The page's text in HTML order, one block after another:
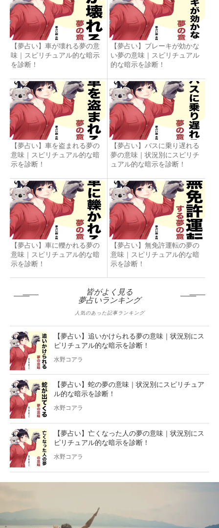
【夢占い】車が壊れる夢の意
味｜スピリチュアル的な暗示
を診断！
【夢占い】ブレーキが効かな
い夢の意味｜スピリチュアル
的な暗示を診断！
【夢占い】車を盗まれる夢の
意味｜スピリチュアル的な暗
示を診断！
【夢占い】バスに乗り遅れる
夢の意味｜状況別にスピリチ
ュアル的な暗示を診断！
【夢占い】車に轢かれる夢の
意味｜スピリチュアル的な暗
示を診断！
【夢占い】無免許運転の夢の
意味｜スピリチュアル的な暗
示を診断！
皆がよく見る
夢占いランキング
人気のあった記事ランキング
【夢占い】追いかけられる夢の意味｜状況別にス
ピリチュアル的な暗示を診断！
水野コアラ
【夢占い】蛇の夢の意味｜状況別にスピリチュア
ル的な暗示を診断！
水野コアラ
【夢占い】亡くなった人の夢の意味｜状況別にス
ピリチュアル的な暗示を診断！
水野コアラ